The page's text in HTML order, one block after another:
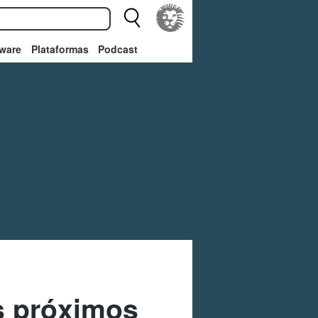
Plataformas Podcast
próximos